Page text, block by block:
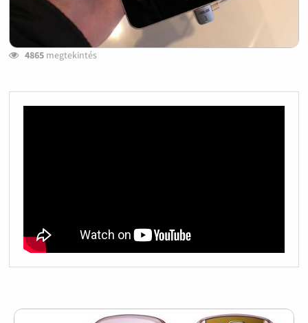
4865megtekintés